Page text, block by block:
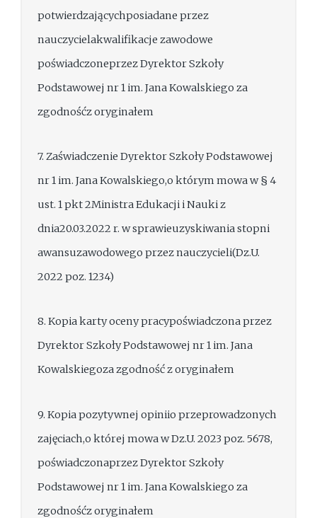
potwierdzającychposiadane przez
nauczycielakwalifikacje zawodowe
poświadczoneprzez Dyrektor Szkoły
Podstawowej nr 1 im. Jana Kowalskiego za
zgodnośćz oryginałem
7. Zaświadczenie Dyrektor Szkoły Podstawowej
nr 1 im. Jana Kowalskiego,o którym mowa w § 4
ust. 1 pkt 2Ministra Edukacji i Nauki z
dnia20.03.2022 r. w sprawieuzyskiwania stopni
awansuzawodowego przez nauczycieli(Dz.U.
2022 poz. 1234)
8. Kopia karty oceny pracypoświadczona przez
Dyrektor Szkoły Podstawowej nr 1 im. Jana
Kowalskiegoza zgodność z oryginałem
9. Kopia pozytywnej opiniio przeprowadzonych
zajęciach,o której mowa w Dz.U. 2023 poz. 5678,
poświadczonaprzez Dyrektor Szkoły
Podstawowej nr 1 im. Jana Kowalskiego za
zgodnośćz oryginałem